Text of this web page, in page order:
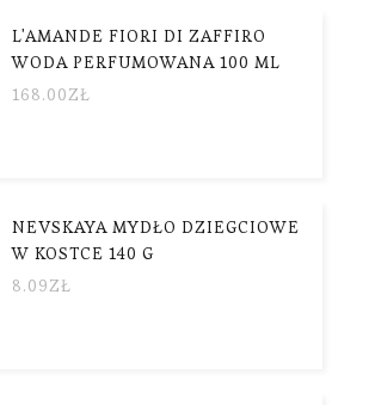
L'AMANDE FIORI DI ZAFFIRO
WODA PERFUMOWANA 100 ML
168.00ZŁ
NEVSKAYA MYDŁO DZIEGCIOWE
W KOSTCE 140 G
8.09ZŁ